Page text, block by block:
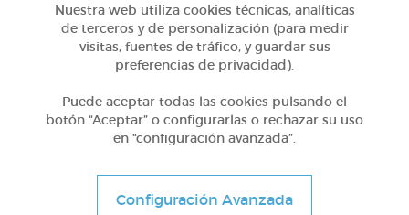
El desarollo de este proyecto ha sido posible
gracias al mecenazgo de la Fundación Barrié
Contacta con Pictoeduca
Nuestra web utiliza cookies técnicas, analíticas
de terceros y de personalización (para medir
visitas, fuentes de tráfico, y guardar sus
preferencias de privacidad).
Puede aceptar todas las cookies pulsando el
botón “Aceptar” o configurarlas o rechazar su uso
en “configuración avanzada”.
Configuración Avanzada